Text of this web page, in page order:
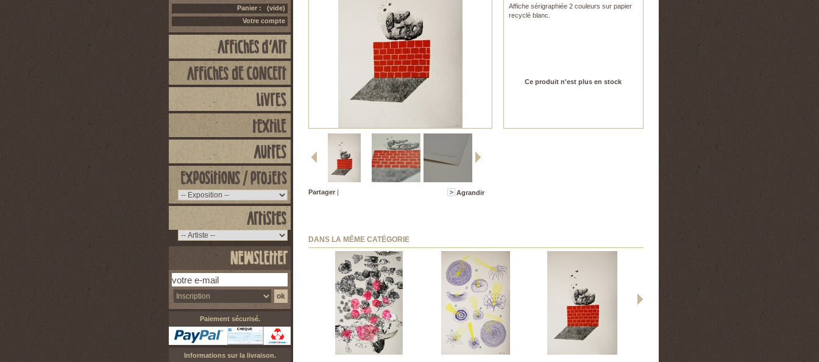
Panier :
(vide)
Votre compte
Paiement sécurisé.
Informations sur la livraison.
Partager | Agrandir
Affiche sérigraphiée 2 couleurs sur papier
recyclé blanc.
Ce produit n'est plus en stock
DANS LA MÊME CATÉGORIE